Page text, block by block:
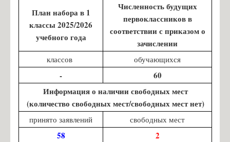
План набора в 1
классы 2025/2026
учебного года
Численность будущих
первоклассников в
соответствии с приказом о
зачислении
классов обучающихся
-
60
Информация о наличии свободных мест
(количество свободных мест/свободных мест нет)
принято заявлений свободных мест
58 2